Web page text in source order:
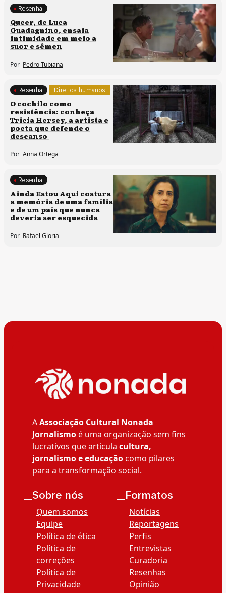
Processos artísticos
Resenha
Queer, de Luca
Guadagnino, ensaia
intimidade em meio a
suor e sêmen
Por Pedro Tubiana
Direitos humanos
Resenha
O cochilo como
resistência: conheça
Tricia Hersey, a artista e
poeta que defende o
descanso
Por Anna Ortega
Memória e patrimônio
Resenha
Ainda Estou Aqui costura
a memória de uma família
e de um país que nunca
deveria ser esquecida
Por Rafael Gloria
AAssociação Cultural Nonada
Jornalismoé uma organização sem fins
lucrativos que articula cultura,
jornalismo e educaçãocomo pilares
para a transformação social.
__Sobre nós
Quem somos
Equipe
Política de ética
Política de
correções
Política de
Privacidade
__Formatos
Notícias
Reportagens
Perfis
Entrevistas
Curadoria
Resenhas
Opinião